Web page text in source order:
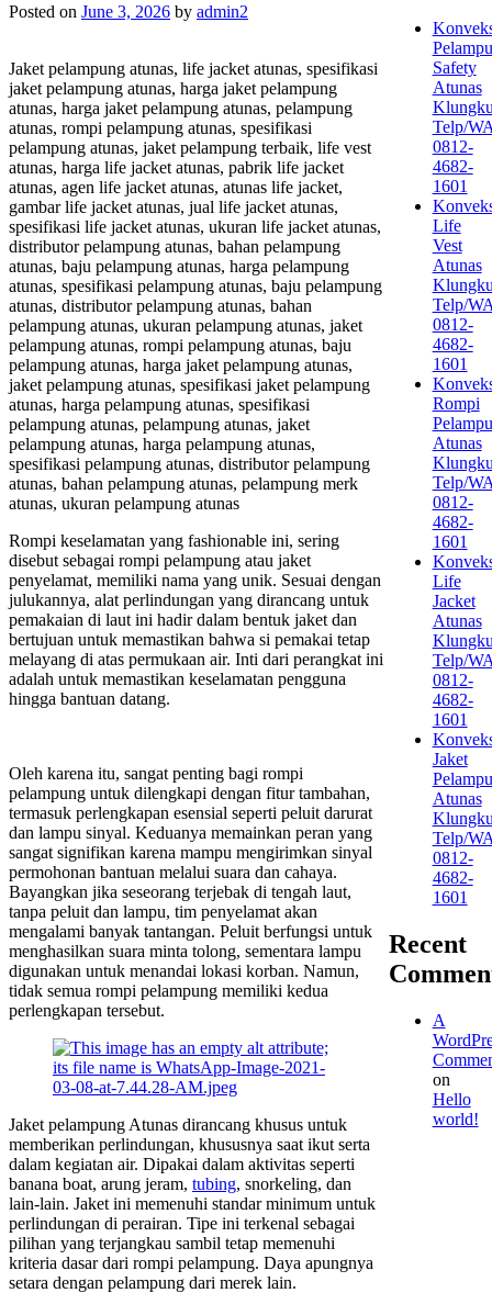
Posted on June 3, 2026 by admin2
Jaket pelampung atunas, life jacket atunas, spesifikasi
jaket pelampung atunas, harga jaket pelampung
atunas, harga jaket pelampung atunas, pelampung
atunas, rompi pelampung atunas, spesifikasi
pelampung atunas, jaket pelampung terbaik, life vest
atunas, harga life jacket atunas, pabrik life jacket
atunas, agen life jacket atunas, atunas life jacket,
gambar life jacket atunas, jual life jacket atunas,
spesifikasi life jacket atunas, ukuran life jacket atunas,
distributor pelampung atunas, bahan pelampung
atunas, baju pelampung atunas, harga pelampung
atunas, spesifikasi pelampung atunas, baju pelampung
atunas, distributor pelampung atunas, bahan
pelampung atunas, ukuran pelampung atunas, jaket
pelampung atunas, rompi pelampung atunas, baju
pelampung atunas, harga jaket pelampung atunas,
jaket pelampung atunas, spesifikasi jaket pelampung
atunas, harga pelampung atunas, spesifikasi
pelampung atunas, pelampung atunas, jaket
pelampung atunas, harga pelampung atunas,
spesifikasi pelampung atunas, distributor pelampung
atunas, bahan pelampung atunas, pelampung merk
atunas, ukuran pelampung atunas
Rompi keselamatan yang fashionable ini, sering
disebut sebagai rompi pelampung atau jaket
penyelamat, memiliki nama yang unik. Sesuai dengan
julukannya, alat perlindungan yang dirancang untuk
pemakaian di laut ini hadir dalam bentuk jaket dan
bertujuan untuk memastikan bahwa si pemakai tetap
melayang di atas permukaan air. Inti dari perangkat ini
adalah untuk memastikan keselamatan pengguna
hingga bantuan datang.
Oleh karena itu, sangat penting bagi rompi
pelampung untuk dilengkapi dengan fitur tambahan,
termasuk perlengkapan esensial seperti peluit darurat
dan lampu sinyal. Keduanya memainkan peran yang
sangat signifikan karena mampu mengirimkan sinyal
permohonan bantuan melalui suara dan cahaya.
Bayangkan jika seseorang terjebak di tengah laut,
tanpa peluit dan lampu, tim penyelamat akan
mengalami banyak tantangan. Peluit berfungsi untuk
menghasilkan suara minta tolong, sementara lampu
digunakan untuk menandai lokasi korban. Namun,
tidak semua rompi pelampung memiliki kedua
perlengkapan tersebut.
Jaket pelampung Atunas dirancang khusus untuk
memberikan perlindungan, khususnya saat ikut serta
dalam kegiatan air. Dipakai dalam aktivitas seperti
banana boat, arung jeram, tubing, snorkeling, dan
lain-lain. Jaket ini memenuhi standar minimum untuk
perlindungan di perairan. Tipe ini terkenal sebagai
pilihan yang terjangkau sambil tetap memenuhi
kriteria dasar dari rompi pelampung. Daya apungnya
setara dengan pelampung dari merek lain.
Safety
Atunas
Telp/
0812-
4682-
1601
Life
Vest
Atunas
Telp/
0812-
4682-
1601
Rompi
Atunas
Telp/
0812-
4682-
1601
Life
Jacket
Atunas
Telp/
0812-
4682-
1601
Jaket
Atunas
Telp/
0812-
4682-
1601
Recent
A
on
Hello
world!